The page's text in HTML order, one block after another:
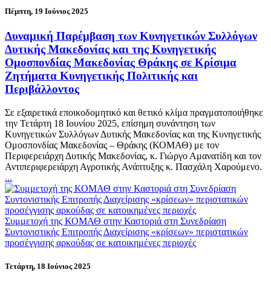
Πέμπτη, 19 Ιούνιος 2025
Δυναμική Παρέμβαση των Κυνηγετικών Συλλόγων
Δυτικής Μακεδονίας και της Κυνηγετικής
Ομοσπονδίας Μακεδονίας Θράκης σε Κρίσιμα
Ζητήματα Κυνηγετικής Πολιτικής και
Περιβάλλοντος
Σε εξαιρετικά εποικοδομητικό και θετικό κλίμα πραγματοποιήθηκε
την Τετάρτη 18 Ιουνίου 2025, επίσημη συνάντηση των
Κυνηγετικών Συλλόγων Δυτικής Μακεδονίας και της Κυνηγετικής
Ομοσπονδίας Μακεδονίας – Θράκης (ΚΟΜΑΘ) με τον
Περιφερειάρχη Δυτικής Μακεδονίας, κ. Γιώργο Αμανατίδη και τον
Αντιπεριφερειάρχη Αγροτικής Ανάπτυξης κ. Πασχάλη Χαρούμενο.
...
Συμμετοχή της ΚΟΜΑΘ στην Καστοριά στη Συνεδρίαση
Συντονιστικής Επιτροπής Διαχείρισης «κρίσεων» περιστατικών
προσέγγισης αρκούδας σε κατοικημένες περιοχές
Τετάρτη, 18 Ιούνιος 2025